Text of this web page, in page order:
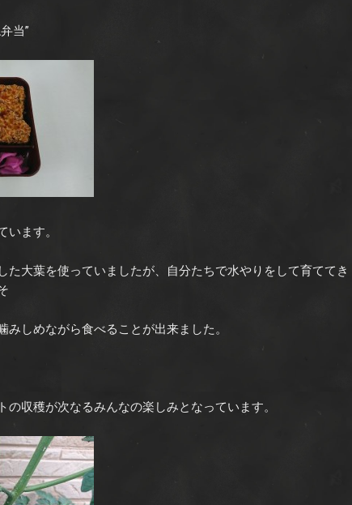
当”
います。
た大葉を使っていましたが、自分たちで水やりをして育ててき
しめながら食べることが出来ました。
の収穫が次なるみんなの楽しみとなっています。